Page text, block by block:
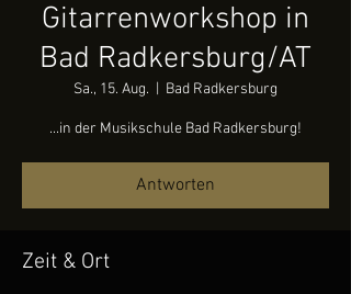
Gitarrenworkshop in
Bad Radkersburg/AT
Sa., 15. Aug. Bad Radkersburg
...in der Musikschule Bad Radkersburg!
Antworten
Zeit & Ort